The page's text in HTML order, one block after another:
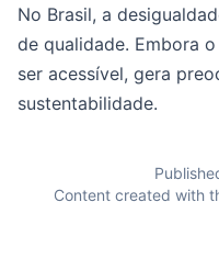
No Brasil, a
de qualidade. Embora
ser acessível, gera
sustentabilidade.
Content created with